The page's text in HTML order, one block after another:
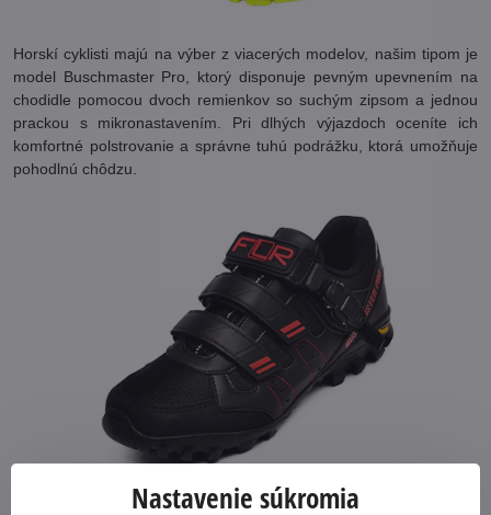
Horskí cyklisti majú na výber z viacerých modelov, našim tipom je
model Buschmaster Pro, ktorý disponuje pevným upevnením na
chodidle pomocou dvoch remienkov so suchým zipsom a jednou
prackou s mikronastavením. Pri dlhých výjazdoch oceníte ich
komfortné polstrovanie a správne tuhú podrážku, ktorá umožňuje
pohodlnú chôdzu.
Nastavenie súkromia